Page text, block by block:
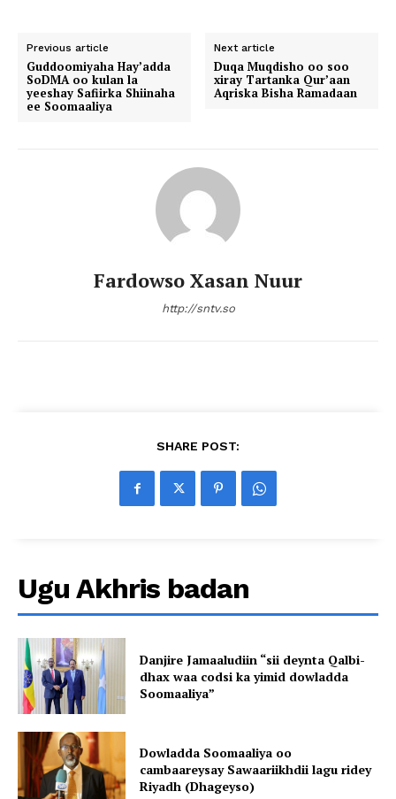
Previous article
Guddoomiyaha Hay’adda
SoDMA oo kulan la
yeeshay Safiirka Shiinaha
ee Soomaaliya
Next article
Duqa Muqdisho oo soo
xiray Tartanka Qur’aan
Aqriska Bisha Ramadaan
Fardowso Xasan Nuur
http://sntv.so
SHARE POST:
Ugu Akhris badan
Danjire Jamaaludiin “sii deynta Qalbi-
dhax waa codsi ka yimid dowladda
Soomaaliya”
Dowladda Soomaaliya oo
cambaareysay Sawaariikhdii lagu ridey
Riyadh (Dhageyso)